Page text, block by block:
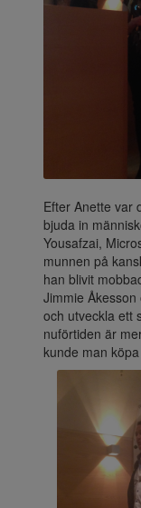
Efter Anette var
bjuda in
Yousafzai,
munnen på
han blivit
Jimmie
och utveckla ett
nuförtiden är
kunde man